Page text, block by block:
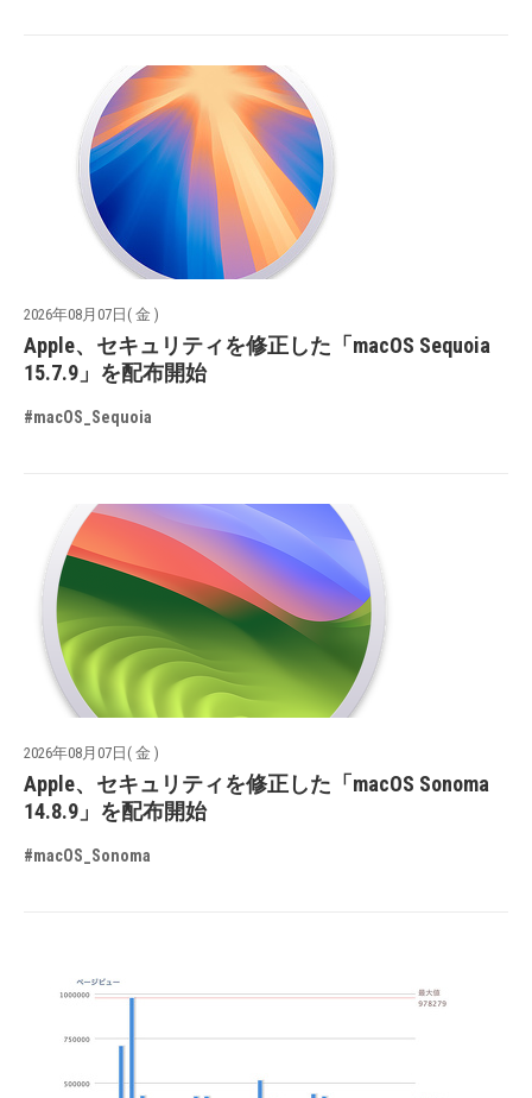
2026年08月07日( 金 )
Apple、セキュリティを修正した「macOS Sequoia
15.7.9」を配布開始
#macOS_Sequoia
2026年08月07日( 金 )
Apple、セキュリティを修正した「macOS Sonoma
14.8.9」を配布開始
#macOS_Sonoma